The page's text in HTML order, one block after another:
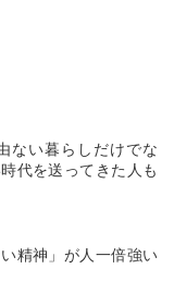
ない暮らしだけでな
代を送ってきた人も
精神」が人一倍強い